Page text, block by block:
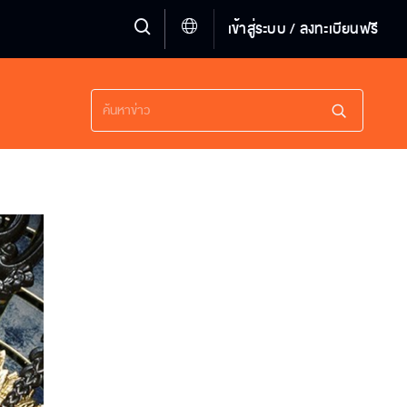
เข้าสู่ระบบ / ลงทะเบียนฟรี